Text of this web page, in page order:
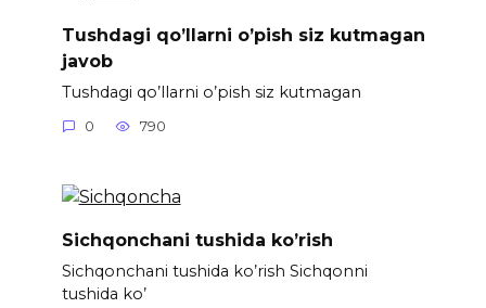
Tushdagi qo’llarni o’pish siz kutmagan
javob
Tushdagi qo’llarni o’pish siz kutmagan
0 790
Sichqonchani tushida ko’rish
Sichqonchani tushida ko’rish Sichqonni
tushida ko’